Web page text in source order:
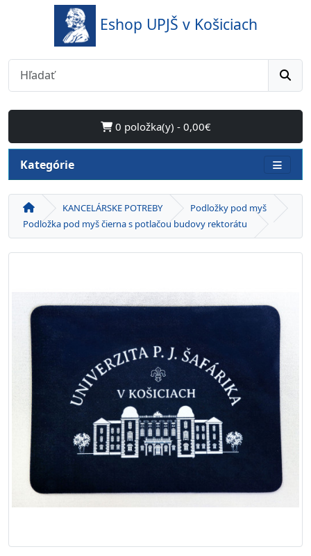
Eshop UPJŠ v Košiciach
0 položka(y) - 0,00€
Kategórie
KANCELÁRSKE POTREBY
Podložky pod myš
Podložka pod myš čierna s potlačou budovy rektorátu